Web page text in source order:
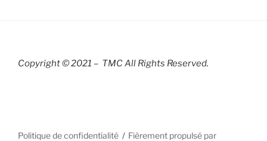
Copyright © 2021 – TMC All Rights Reserved.
Politique de confidentialité
Fièrement propulsé par